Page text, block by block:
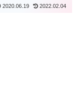
2020.06.19 2022.02.04